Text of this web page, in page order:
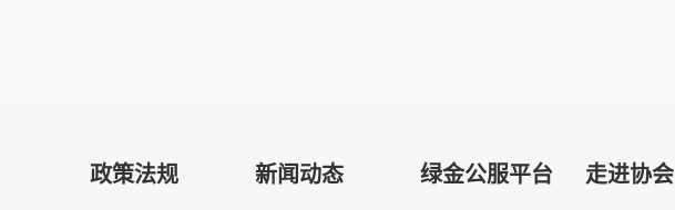
政策法规 新闻动态 绿金公服平台 走进协会